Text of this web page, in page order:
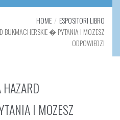
HOME
ESPOSITORI LIBRO
BUKMACHERSKIE � PYTANIA I MOZESZ
ODPOWIEDZI
I MOZESZ